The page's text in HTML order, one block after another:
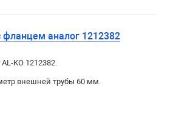
фланцем аналог 1212382
KO 1212382.
внешней трубы 60 мм.